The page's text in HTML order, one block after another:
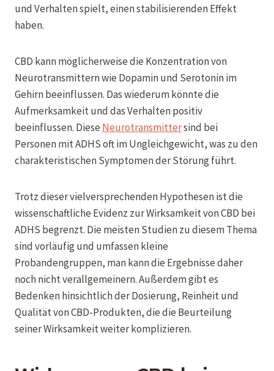
und Verhalten spielt, einen stabilisierenden Effekt
haben.
CBD kann möglicherweise die Konzentration von
Neurotransmittern wie Dopamin und Serotonin im
Gehirn beeinflussen. Das wiederum könnte die
Aufmerksamkeit und das Verhalten positiv
beeinflussen. Diese Neurotransmittersind bei
Personen mit ADHS oft im Ungleichgewicht, was zu den
charakteristischen Symptomen der Störung führt.
Trotz dieser vielversprechenden Hypothesen ist die
wissenschaftliche Evidenz zur Wirksamkeit von CBD bei
ADHS begrenzt. Die meisten Studien zu diesem Thema
sind vorläufig und umfassen kleine
Probandengruppen, man kann die Ergebnisse daher
noch nicht verallgemeinern. Außerdem gibt es
Bedenken hinsichtlich der Dosierung, Reinheit und
Qualität von CBD-Produkten, die die Beurteilung
seiner Wirksamkeit weiter komplizieren.